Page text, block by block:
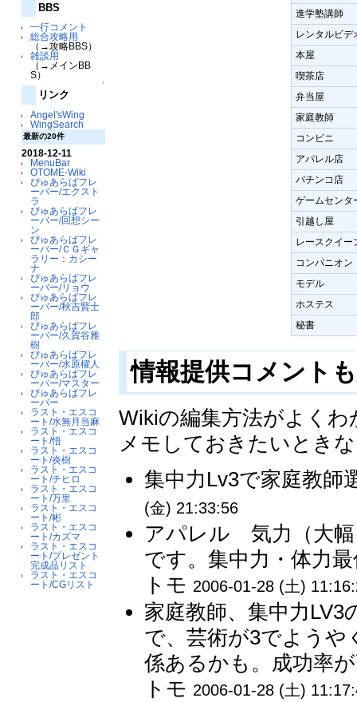
BBS
一行コメント
総合攻略用
（→攻略BBS）
雑談用
（→メインBB
S）
↑
リンク
Angel'sWing
WingSearch
最新の20件
2018-12-11
MenuBar
OTOME-Wiki
ぴゅあらばフレ
ーバー/エクスト
ラ
ぴゅあらばフレ
ーバー/回想シー
ン
ぴゅあらばフレ
ーバー/ＣＧギャ
ラリー：カシー
ナ
ぴゅあらばフレ
ーバー/リョウ
ぴゅあらばフレ
ーバー/秋吉賢士
郎
ぴゅあらばフレ
ーバー/久賀谷雅
樹
ぴゅあらばフレ
ーバー/水原櫂人
ぴゅあらばフレ
ーバー/マスター
ぴゅあらばフレ
ーバー
ラスト・エスコ
ート/水無月当麻
ラスト・エスコ
ート/悟
ラスト・エスコ
ート/炎樹
ラスト・エスコ
ート/チヒロ
ラスト・エスコ
ート/万里
ラスト・エスコ
ート/彬
ラスト・エスコ
ート/カズマ
ラスト・エスコ
ート/プレゼント
完成品リスト
ラスト・エスコ
ート/CGリスト
進学塾講師
レンタルビデ
本屋
喫茶店
弁当屋
家庭教師
コンビニ
アパレル店
パチンコ店
ゲームセンタ
引越し屋
レースクイー
コンパニオン
モデル
ホステス
秘書
情報提供コメント
Wikiの編集方法がよく
メモしておきたいとき
集中力Lv3で家庭教
(金) 21:33:56
アパレル 気力（大幅
です。集中力・体力
トモ 2006-01-28 (土)
家庭教師、集中力LV3
で、芸術が3でようや
係あるかも。成功率
トモ 2006-01-28 (土)